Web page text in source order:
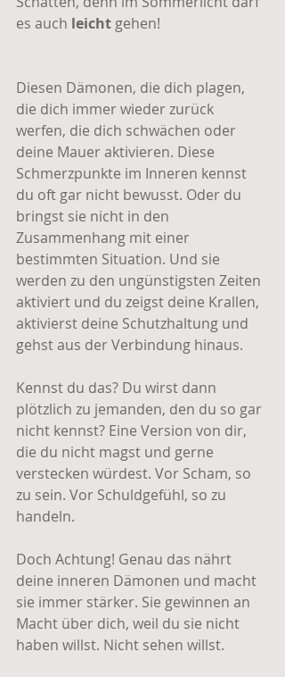
es auch leicht gehen!
Diesen Dämonen, die dich plagen,
die dich immer wieder zurück
werfen, die dich schwächen oder
deine Mauer aktivieren. Diese
Schmerzpunkte im Inneren kennst
du oft gar nicht bewusst. Oder du
bringst sie nicht in den
Zusammenhang mit einer
bestimmten Situation. Und sie
werden zu den ungünstigsten Zeiten
aktiviert und du zeigst deine Krallen,
aktivierst deine Schutzhaltung und
gehst aus der Verbindung hinaus.
Kennst du das? Du wirst dann
plötzlich zu jemanden, den du so gar
nicht kennst? Eine Version von dir,
die du nicht magst und gerne
verstecken würdest. Vor Scham, so
zu sein. Vor Schuldgefühl, so zu
handeln.
Doch Achtung! Genau das nährt
deine inneren Dämonen und macht
sie immer stärker. Sie gewinnen an
Macht über dich, weil du sie nicht
haben willst. Nicht sehen willst.